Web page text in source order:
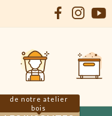
de notre atelier
bois